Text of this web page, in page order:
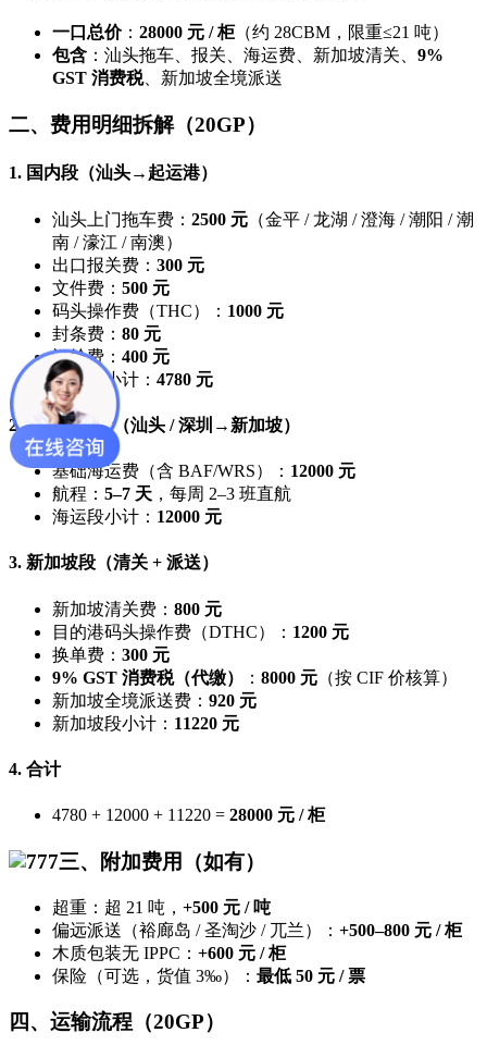
一口总价： 28000 元 / 柜（约 28CBM，限重≤21 吨）
包含 ：汕头拖车、报关、海运费、新加坡清关、 9%
GST 消费税、新加坡全境派送
二、费用明细拆解（20GP）
1. 国内段（汕头→起运港）
汕头上门拖车费： 2500 元 （金平 / 龙湖 / 澄海 / 潮阳 / 潮
南 / 濠江 / 南澳）
出口报关费： 300 元
文件费： 500 元
码头操作费（THC）： 1000 元
封条费： 80 元
订舱费： 400 元
国内段小计： 4780 元
2. 跨境海运段（汕头 / 深圳→新加坡）
基础海运费（含 BAF/WRS）： 12000 元
航程： 5–7 天 ，每周 2–3 班直航
海运段小计： 12000 元
3. 新加坡段（清关 + 派送）
新加坡清关费： 800 元
目的港码头操作费（DTHC）： 1200 元
换单费： 300 元
9% GST 消费税（代缴）
： 8000 元 （按 CIF 价核算）
新加坡全境派送费： 920 元
新加坡段小计： 11220 元
4. 合计
4780 + 12000 + 11220 = 28000 元 / 柜
三、附加费用（如有）
超重：超 21 吨， +500 元 / 吨
偏远派送（裕廊岛 / 圣淘沙 / 兀兰）： +500–800 元 / 柜
木质包装无 IPPC： +600 元 / 柜
保险（可选，货值 3‰）： 最低 50 元 / 票
四、运输流程（20GP）